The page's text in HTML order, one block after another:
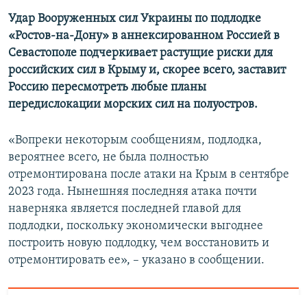
Удар Вооруженных сил Украины по подлодке
«Ростов-на-Дону» в аннексированном Россией в
Севастополе подчеркивает растущие риски для
российских сил в Крыму и, скорее всего, заставит
Россию пересмотреть любые планы
передислокации морских сил на полуостров.
«Вопреки некоторым сообщениям, подлодка,
вероятнее всего, не была полностью
отремонтирована после атаки на Крым в сентябре
2023 года. Нынешняя последняя атака почти
наверняка является последней главой для
подлодки, поскольку экономически выгоднее
построить новую подлодку, чем восстановить и
отремонтировать ее», – указано в сообщении.